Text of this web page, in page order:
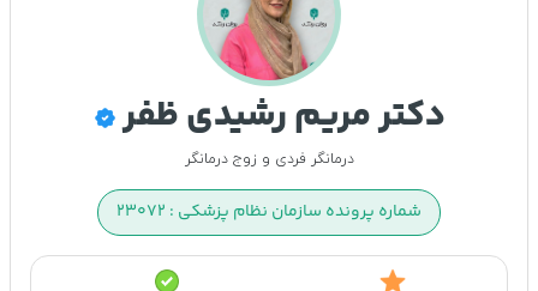
دکتر مریم رشیدی ظفر
درمانگر فردی و زوج درمانگر
شماره پرونده سازمان نظام پزشکی : ۲۳۰۷۲